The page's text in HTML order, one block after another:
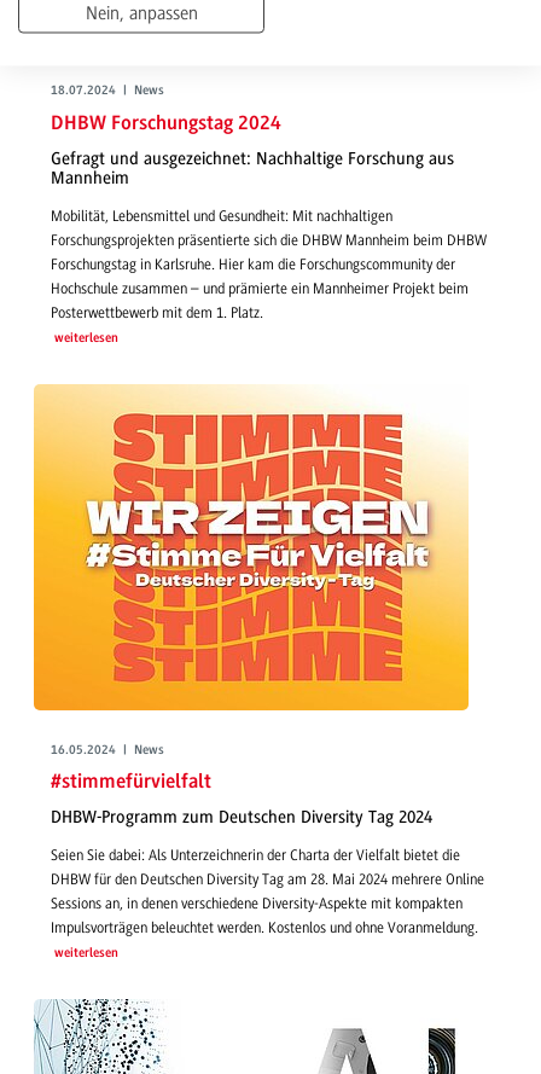
18.07.2024 | News
DHBW Forschungstag 2024
Gefragt und ausgezeichnet: Nachhaltige Forschung aus
Mannheim
Mobilität, Lebensmittel und Gesundheit: Mit nachhaltigen
Forschungsprojekten präsentierte sich die DHBW Mannheim beim DHBW
Forschungstag in Karlsruhe. Hier kam die Forschungscommunity der
Hochschule zusammen – und prämierte ein Mannheimer Projekt beim
Posterwettbewerb mit dem 1. Platz.
weiterlesen
16.05.2024 | News
#stimmefürvielfalt
DHBW-Programm zum Deutschen Diversity Tag 2024
Seien Sie dabei: Als Unterzeichnerin der Charta der Vielfalt bietet die
DHBW für den Deutschen Diversity Tag am 28. Mai 2024 mehrere Online
Sessions an, in denen verschiedene Diversity-Aspekte mit kompakten
Impulsvorträgen beleuchtet werden. Kostenlos und ohne Voranmeldung.
weiterlesen
Nein, anpassen